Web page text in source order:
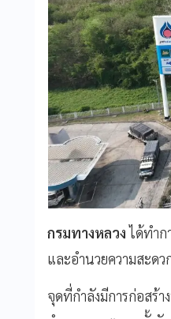
กรมทางหลวงได้ทำก
และอำนวยความสะดว
จุดที่กำลังมีการก่อสร้